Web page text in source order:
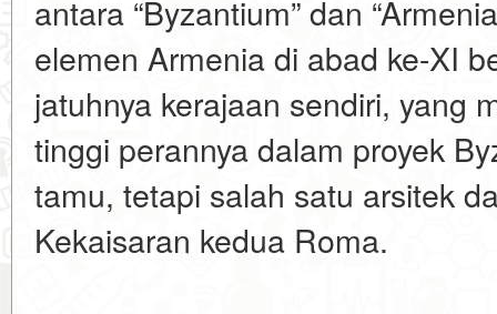
antara “Byzantium” dan
elemen Armenia di abad ke-XI
jatuhnya kerajaan sendiri, yang
tinggi perannya dalam proyek
tamu, tetapi salah satu arsitek
Kekaisaran kedua Roma.